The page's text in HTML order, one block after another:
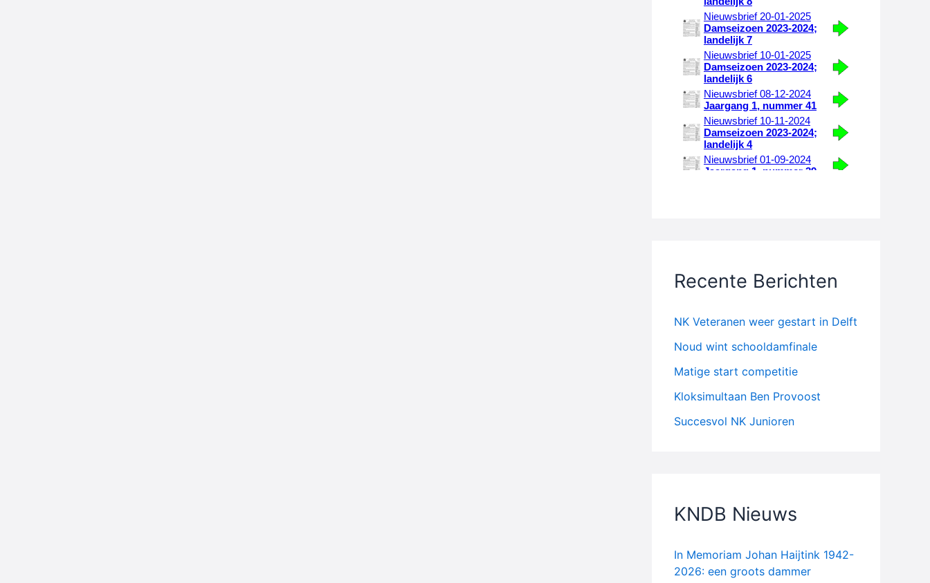
Recente Berichten
NK Veteranen weer gestart in Delft
Noud wint schooldamfinale
Matige start competitie
Kloksimultaan Ben Provoost
Succesvol NK Junioren
KNDB Nieuws
In Memoriam Johan Haijtink 1942-
2026: een groots dammer